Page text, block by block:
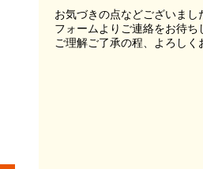
お気づきの点などございま
フォームよりご連絡をお待ち
ご理解ご了承の程、よろし